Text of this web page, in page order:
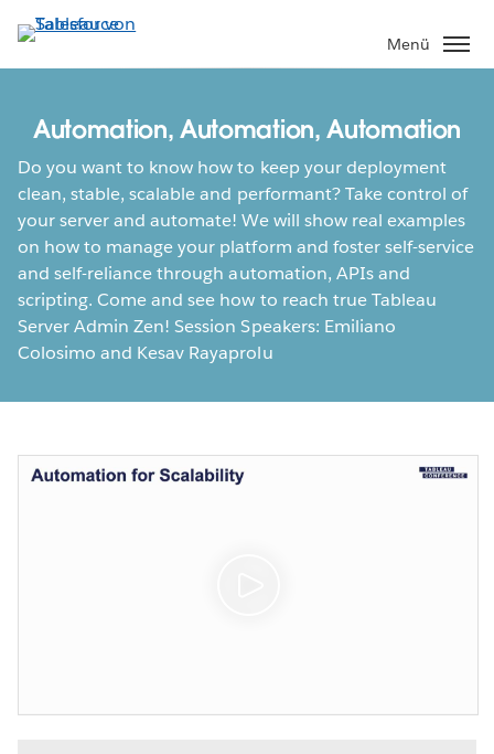
Direkt
zum
Inhalt
Menü
Automation, Automation, Automation
Do you want to know how to keep your deployment
clean, stable, scalable and performant? Take control of
your server and automate! We will show real examples
on how to manage your platform and foster self-service
and self-reliance through automation, APIs and
scripting. Come and see how to reach true Tableau
Server Admin Zen! Session Speakers: Emiliano
Colosimo and Kesav Rayaprolu